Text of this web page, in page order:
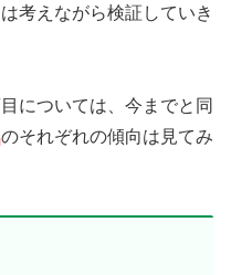
考えながら検証していき
については、今までと同
のそれぞれの傾向は見てみ